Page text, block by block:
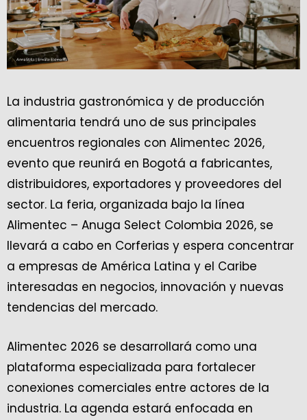
La industria gastronómica y de producción
alimentaria tendrá uno de sus principales
encuentros regionales con Alimentec 2026,
evento que reunirá en Bogotá a fabricantes,
distribuidores, exportadores y proveedores del
sector. La feria, organizada bajo la línea
Alimentec – Anuga Select Colombia 2026, se
llevará a cabo en Corferias y espera concentrar
a empresas de América Latina y el Caribe
interesadas en negocios, innovación y nuevas
tendencias del mercado.
Alimentec 2026 se desarrollará como una
plataforma especializada para fortalecer
conexiones comerciales entre actores de la
industria. La agenda estará enfocada en